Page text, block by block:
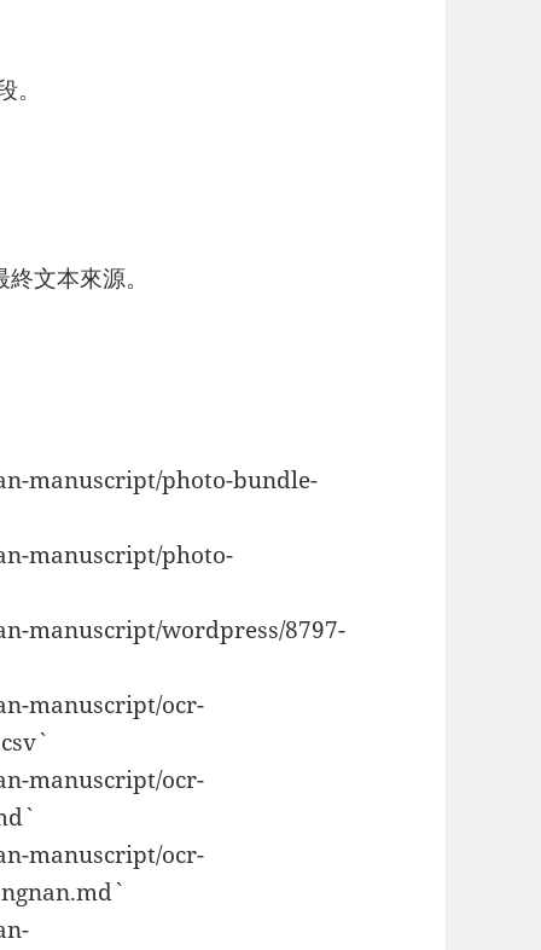
文本來源。
manuscript/photo-bundle-
manuscript/photo-
manuscript/wordpress/8797-
manuscript/ocr-
manuscript/ocr-
manuscript/ocr-